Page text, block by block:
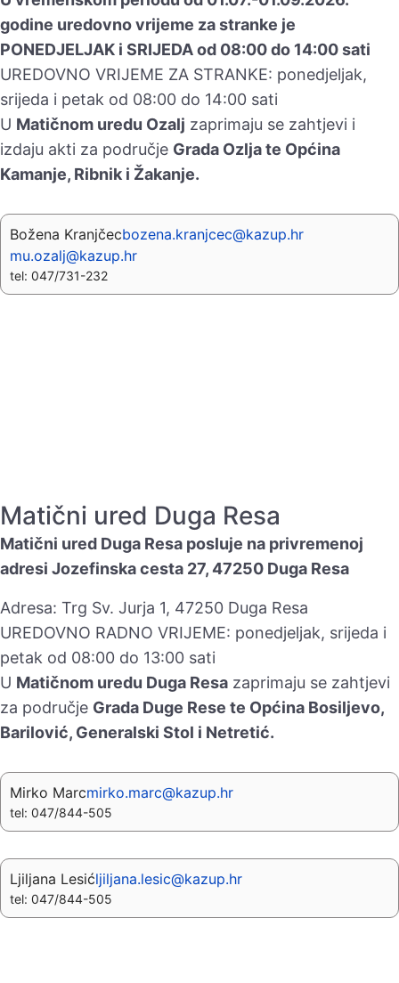
godine uredovno vrijeme za stranke je
PONEDJELJAK i SRIJEDA od 08:00 do 14:00 sati
UREDOVNO VRIJEME ZA STRANKE: ponedjeljak,
srijeda i petak od 08:00 do 14:00 sati
U Matičnom uredu Ozalj zaprimaju se zahtjevi i
izdaju akti za područje Grada Ozlja te Općina
Kamanje, Ribnik i Žakanje.
Božena Kranjčecbozena.kranjcec@kazup.hr
mu.ozalj@kazup.hr
tel: 047/731-232
Matični ured Duga Resa
Matični ured Duga Resa posluje na privremenoj
adresi Jozefinska cesta 27, 47250 Duga Resa
Adresa: Trg Sv. Jurja 1, 47250 Duga Resa
UREDOVNO RADNO VRIJEME: ponedjeljak, srijeda i
petak od 08:00 do 13:00 sati
U Matičnom uredu Duga Resa zaprimaju se zahtjevi
za područje Grada Duge Rese te Općina Bosiljevo,
Barilović, Generalski Stol i Netretić.
Mirko Marcmirko.marc@kazup.hr
tel: 047/844-505
Ljiljana Lesićljiljana.lesic@kazup.hr
tel: 047/844-505